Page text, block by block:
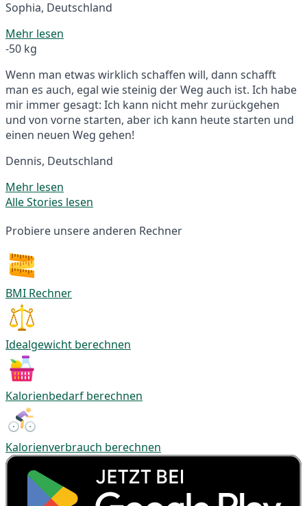
Sophia, Deutschland
Mehr lesen
-50 kg
Wenn man etwas wirklich schaffen will, dann schafft
man es auch, egal wie steinig der Weg auch ist. Ich habe
mir immer gesagt: Ich kann nicht mehr zurückgehen
und von vorne starten, aber ich kann heute starten und
einen neuen Weg gehen!
Dennis, Deutschland
Mehr lesen
Alle Stories lesen
Probiere unsere anderen Rechner
BMI Rechner
Idealgewicht berechnen
Kalorienbedarf berechnen
Kalorienverbrauch berechnen